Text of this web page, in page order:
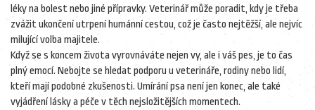
léky na bolest nebo jiné přípravky. Veterinář může poradit, kdy je třeba
zvážit ukončení utrpení humánní cestou, což je často nejtěžší, ale nejvíc
milující volba majitele.
Když se s koncem života vyrovnáváte nejen vy, ale i váš pes, je to čas
plný emocí. Nebojte se hledat podporu u veterináře, rodiny nebo lidí,
kteří mají podobné zkušenosti. Umírání psa není jen konec, ale také
vyjádření lásky a péče v těch nejsložitějších momentech.